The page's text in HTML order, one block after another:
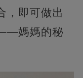
，即可做出
媽媽的秘